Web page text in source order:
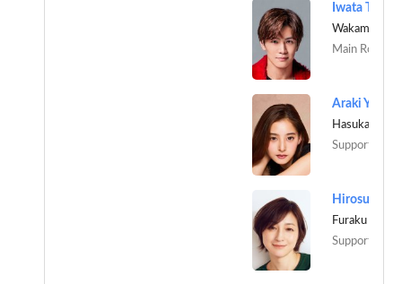
Iwata
Wakamiya
Main Role
Araki Yuko
Hasukabe
Support Role
Hirosue
Furaku Roko
Support Role